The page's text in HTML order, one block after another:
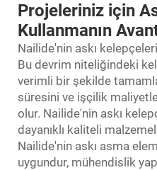
Projeleriniz için
Kullanmanın
Nailide'nin askı
Bu devrim niteliğindeki
verimli bir şekilde
süresini ve işçilik
olur. Nailide'nin askı
dayanıklı kaliteli
Nailide'nin askı asma
uygundur, mühendislik